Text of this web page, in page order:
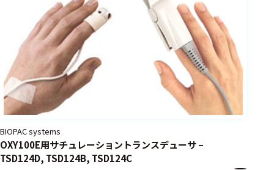
BIOPAC systems
OXY100E用サチュレーショントランスデューサ –
TSD124D, TSD124B, TSD124C